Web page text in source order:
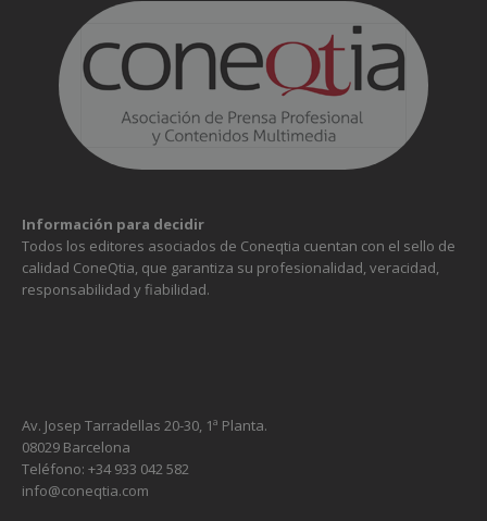
Información para decidir
Todos los editores asociados de Coneqtia cuentan con el sello de
calidad ConeQtia, que garantiza su profesionalidad, veracidad,
responsabilidad y fiabilidad.
Av. Josep Tarradellas 20-30, 1ª Planta.
08029 Barcelona
Teléfono: +34 933 042 582
info@coneqtia.com